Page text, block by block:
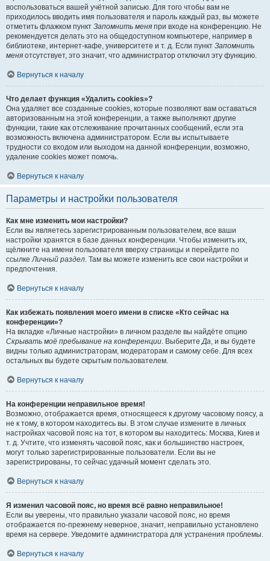
воспользоваться вашей учётной записью. Для того чтобы вам не
приходилось вводить имя пользователя и пароль каждый раз, вы можете
отметить флажком пункт Запомнить меня при входе на конференцию. Не
рекомендуется делать это на общедоступном компьютере, например в
библиотеке, интернет-кафе, университете и т. д. Если пункт Запомнить
меня отсутствует, это значит, что администратор отключил эту функцию.
Вернуться к началу
Что делает функция «Удалить cookies»?
Она удаляет все созданные cookies, которые позволяют вам оставаться
авторизованным на этой конференции, а также выполняют другие
функции, такие как отслеживание прочитанных сообщений, если эта
возможность включена администратором. Если вы испытываете
трудности со входом или выходом на данной конференции, возможно,
удаление cookies может помочь.
Вернуться к началу
Параметры и настройки пользователя
Как мне изменить мои настройки?
Если вы являетесь зарегистрированным пользователем, все ваши
настройки хранятся в базе данных конференции. Чтобы изменить их,
щёлкните на имени пользователя вверху страницы и перейдите по
ссылкеЛичный раздел. Там вы можете изменить все свои настройки и
предпочтения.
Вернуться к началу
Как избежать появления моего имени в списке «Кто сейчас на
конференции»?
На вкладке «Личные настройки» в личном разделе вы найдёте опцию
Скрывать моё пребывание на конференции. ВыберитеДа, и вы будете
видны только администраторам, модераторам и самому себе. Для всех
остальных вы будете скрытым пользователем.
Вернуться к началу
На конференции неправильное время!
Возможно, отображается время, относящееся к другому часовому поясу, а
не к тому, в котором находитесь вы. В этом случае измените в личных
настройках часовой пояс на тот, в котором вы находитесь: Москва, Киев и
т. д. Учтите, что изменять часовой пояс, как и большинство настроек,
могут только зарегистрированные пользователи. Если вы не
зарегистрированы, то сейчас удачный момент сделать это.
Вернуться к началу
Я изменил часовой пояс, но время всё равно неправильное!
Если вы уверены, что правильно указали часовой пояс, но время
отображается по-прежнему неверное, значит, неправильно установлено
время на сервере. Уведомите администратора для устранения проблемы.
Вернуться к началу